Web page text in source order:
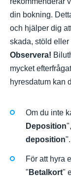
din bokning.
och hjälper dig
skada, stöld
Observera!
mycket
hyresdatum kan
Om du inte
Deposition
deposition".
För att hyra
" Betalkort"